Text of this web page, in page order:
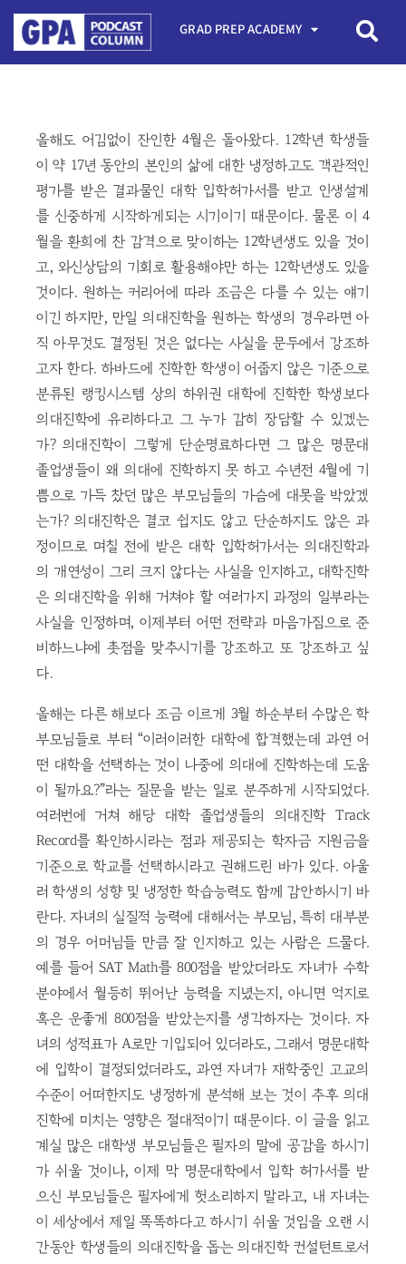
GRAD PREP ACADEMY
올해도 어김없이 잔인한 4월은 돌아왔다. 12학년 학생들
이 약 17년 동안의 본인의 삶에 대한 냉정하고도 객관적인
평가를 받은 결과물인 대학 입학허가서를 받고 인생설계
를 신중하게 시작하게되는 시기이기 때문이다. 물론 이 4
월을 환희에 찬 감격으로 맞이하는 12학년생도 있을 것이
고, 와신상담의 기회로 활용해야만 하는 12학년생도 있을
것이다. 원하는 커리어에 따라 조금은 다를 수 있는 얘기
이긴 하지만, 만일 의대진학을 원하는 학생의 경우라면 아
직 아무것도 결정된 것은 없다는 사실을 문두에서 강조하
고자 한다. 하바드에 진학한 학생이 어줍지 않은 기준으로
분류된 랭킹시스템 상의 하위권 대학에 진학한 학생보다
의대진학에 유리하다고 그 누가 감히 장담할 수 있겠는
가? 의대진학이 그렇게 단순명료하다면 그 많은 명문대
졸업생들이 왜 의대에 진학하지 못 하고 수년전 4월에 기
쁨으로 가득 찼던 많은 부모님들의 가슴에 대못을 박았겠
는가? 의대진학은 결코 쉽지도 않고 단순하지도 않은 과
정이므로 며칠 전에 받은 대학 입학허가서는 의대진학과
의 개연성이 그리 크지 않다는 사실을 인지하고, 대학진학
은 의대진학을 위해 거쳐야 할 여러가지 과정의 일부라는
사실을 인정하며, 이제부터 어떤 전략과 마음가짐으로 준
비하느냐에 촛점을 맞추시기를 강조하고 또 강조하고 싶
다.
올해는 다른 해보다 조금 이르게 3월 하순부터 수많은 학
부모님들로 부터 “이러이러한 대학에 합격했는데 과연 어
떤 대학을 선택하는 것이 나중에 의대에 진학하는데 도움
이 될까요?”라는 질문을 받는 일로 분주하게 시작되었다.
여러번에 거쳐 해당 대학 졸업생들의 의대진학 Track
Record를 확인하시라는 점과 제공되는 학자금 지원금을
기준으로 학교를 선택하시라고 권해드린 바가 있다. 아울
러 학생의 성향 및 냉정한 학습능력도 함께 감안하시기 바
란다. 자녀의 실질적 능력에 대해서는 부모님, 특히 대부분
의 경우 어머님들 만큼 잘 인지하고 있는 사람은 드물다.
예를 들어 SAT Math를 800점을 받았더라도 자녀가 수학
분야에서 월등히 뛰어난 능력을 지녔는지, 아니면 억지로
혹은 운좋게 800점을 받았는지를 생각하자는 것이다. 자
녀의 성적표가 A로만 기입되어 있더라도, 그래서 명문대학
에 입학이 결정되었더라도, 과연 자녀가 재학중인 고교의
수준이 어떠한지도 냉정하게 분석해 보는 것이 추후 의대
진학에 미치는 영향은 절대적이기 때문이다. 이 글을 읽고
계실 많은 대학생 부모님들은 필자의 말에 공감을 하시기
가 쉬울 것이나, 이제 막 명문대학에서 입학 허가서를 받
으신 부모님들은 필자에게 헛소리하지 말라고, 내 자녀는
이 세상에서 제일 똑똑하다고 하시기 쉬울 것임을 오랜 시
간동안 학생들의 의대진학을 돕는 의대진학 컨설턴트로서